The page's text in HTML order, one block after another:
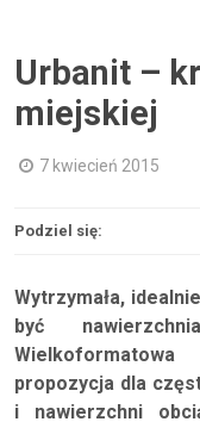
Urbanit –
miejskiej
7 kwiecień 2015
Podziel się:
Wytrzymała,
być
propozycja dla
i nawierzchni